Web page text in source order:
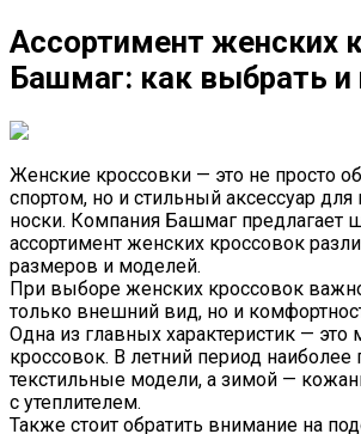
Ассортимент женских
Башмаг: как выбрать и
Женские кроссовки — это не просто
спортом, но и стильный аксессуар
носки. Компания Башмаг предлагает
ассортимент женских кроссовок
размеров и моделей.
При выборе женских кроссовок
только внешний вид, но и
Одна из главных характеристик — это
кроссовок. В летний период наиболее
текстильные модели, а зимой —
с утеплителем.
Также стоит обратить внимание на